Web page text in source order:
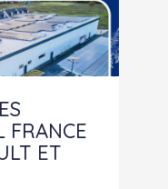
de-France
de-France
Maixent-
Alpes-
FRANCE
ET